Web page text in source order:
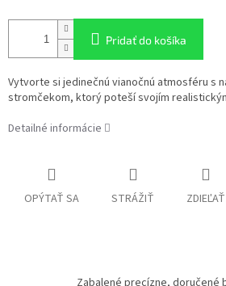
Pridať do košíka
Vytvorte si jedinečnú vianočnú atmosféru s
stromčekom, ktorý poteší svojím
Detailné informácie
OPÝTAŤ SA STRÁŽIŤ ZDIEĽAŤ
Zabalené precízne, doručené